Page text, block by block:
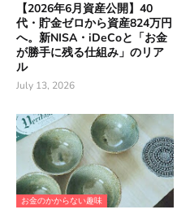
【2026年6月資産公開】40
代・貯金ゼロから資産824万円
へ。新NISA・iDeCoと「お金
が勝手に残る仕組み」のリア
ル
July 13, 2026
お金のかからない趣味